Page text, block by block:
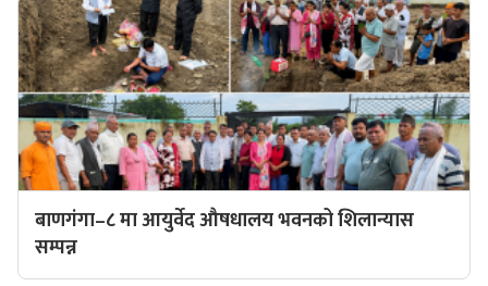
बाणगंगा–८ मा आयुर्वेद औषधालय भवनको शिलान्यास
सम्पन्न